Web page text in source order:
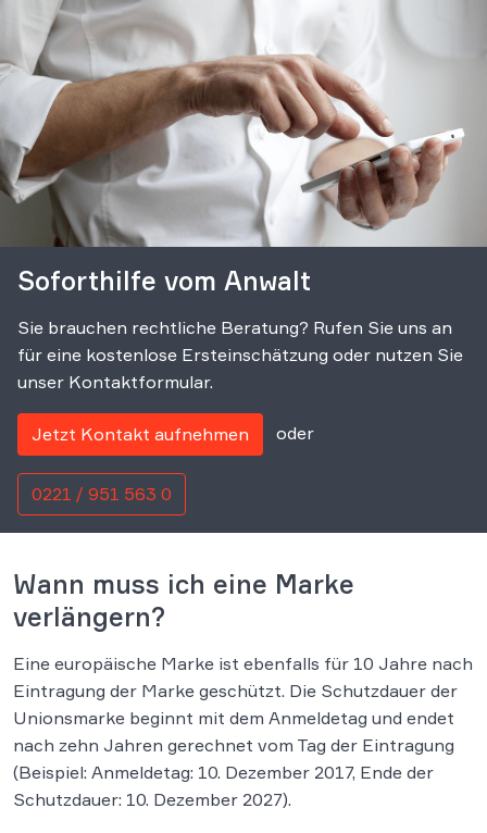
Soforthilfe vom Anwalt
Sie brauchen rechtliche Beratung? Rufen Sie uns an
für eine kostenlose Ersteinschätzung oder nutzen Sie
unser Kontaktformular.
Jetzt Kontakt aufnehmen oder
0221 / 951 563 0
Wann muss ich eine Marke
verlängern?
Eine europäische Marke ist ebenfalls für 10 Jahre nach
Eintragung der Marke geschützt. Die Schutzdauer der
Unionsmarke beginnt mit dem Anmeldetag und endet
nach zehn Jahren gerechnet vom Tag der Eintragung
(Beispiel: Anmeldetag: 10. Dezember 2017, Ende der
Schutzdauer: 10. Dezember 2027).